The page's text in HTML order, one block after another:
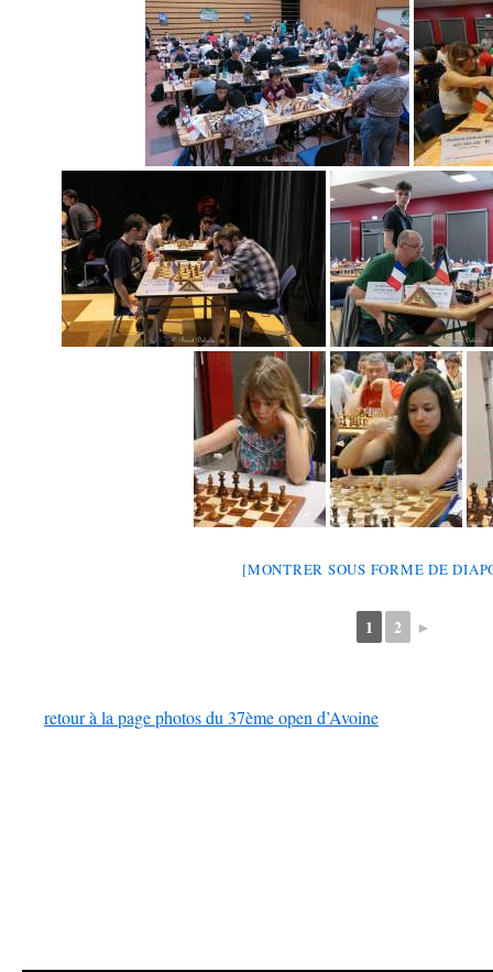
[MONTRER SOUS FORME DE
1 2 ►
retour à la page photos du 37ème open d’Avoine